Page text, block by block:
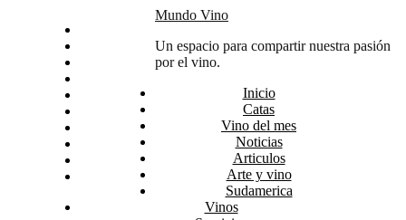
Arte y vino
Sudamerica
Mundo Vino
Un espacio para compartir nuestra pasión
por el vino.
Inicio
Catas
Vino del mes
Noticias
Articulos
Arte y vino
Sudamerica
Vinos